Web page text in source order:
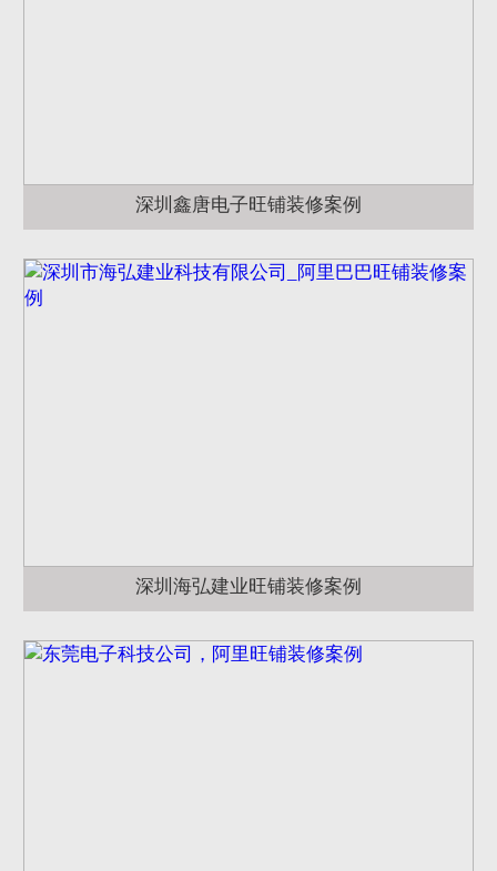
深圳鑫唐电子旺铺装修案例
深圳海弘建业旺铺装修案例